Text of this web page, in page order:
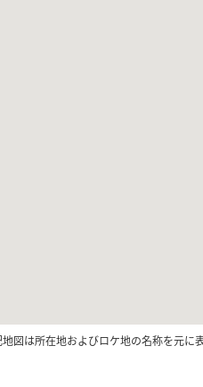
図は所在地およびロケ地の名称を元に